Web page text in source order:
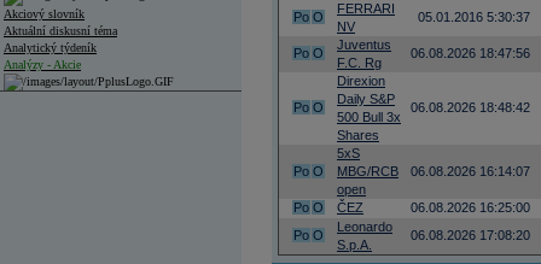
Akciový slovník
Aktuální diskusní téma
Analytický týdeník
Analýzy - Akcie
Po O
FERRARI
NV
05.01.2016 5:30:37
Po O
Juventus
F.C. Rg
06.08.2026 18:47:56
Po O
Direxion
Daily S&P
500 Bull 3x
Shares
06.08.2026 18:48:42
Po O
5xS
MBG/RCB
open
06.08.2026 16:14:07
Po O ČEZ
06.08.2026 16:25:00
Po O
Leonardo
S.p.A.
06.08.2026 17:08:20